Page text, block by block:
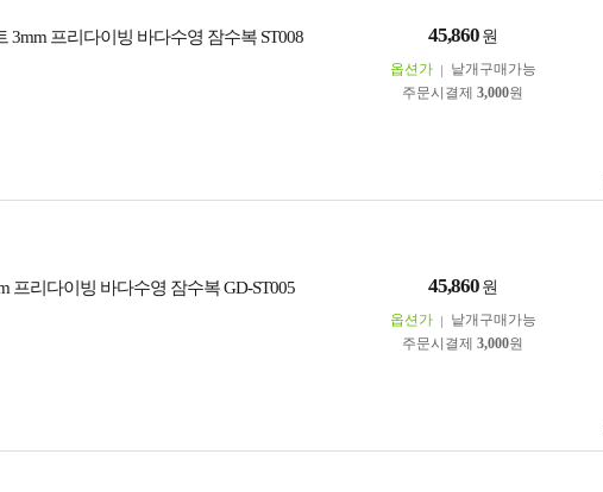
3mm 프리다이빙 바다수영 잠수복 ST008 45,860 원
옵션가
낱개구매가능
주문시결제 3,000원
프리다이빙 바다수영 잠수복 GD-ST005 45,860 원
옵션가
낱개구매가능
주문시결제 3,000원